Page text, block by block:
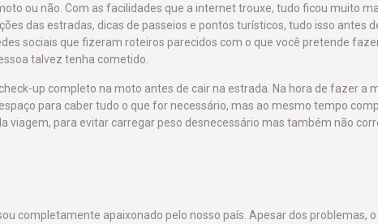
ou não. Com as facilidades que a internet trouxe, tudo ficou muito
das estradas, dicas de passeios e pontos turísticos, tudo isso antes
sociais que fizeram roteiros parecidos com o que você pretende
talvez tenha cometido.
up completo na moto antes de cair na estrada. Na hora de fazer a
para caber tudo o que for necessário, mas ao mesmo tempo
viagem, para evitar carregar peso desnecessário mas também não
completamente apaixonado pelo nosso país. Apesar dos problemas, o